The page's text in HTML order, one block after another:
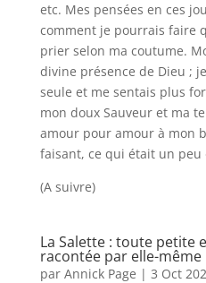
etc. Mes pensées en ces
comment je pourrais faire
prier selon ma coutume.
divine présence de Dieu ;
seule et me sentais plus
mon doux Sauveur et ma
amour pour amour à mon
faisant, ce qui était un peu
(A suivre)
La Salette : toute petite
racontée par elle-même
par Annick Page | 3 Oct